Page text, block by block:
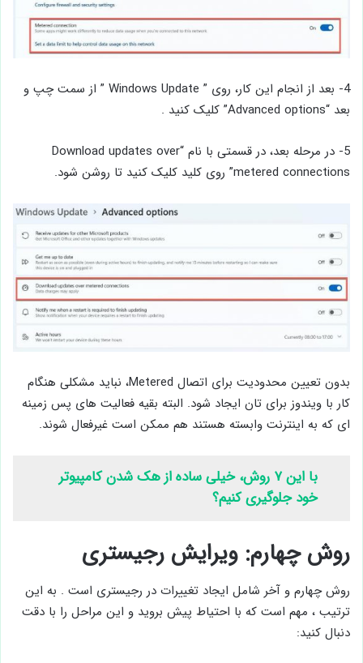
4- بعد از انجام این کار، روی ” Windows Update ” از سمت چپ و
بعد “Advanced options” کلیک کنید .
5- در مرحله بعد، در قسمتی با نام “Download updates over
metered connections” روی کلید کلیک کنید تا روشن شود.
بدون تعیین محدودیت برای اتصال Metered، نباید مشکلی هنگام
کار با ویندوز برای تان ایجاد شود. البته بقیه فعالیت های پس زمینه
ای که به اینترنت وابسته هستند هم ممکن است غیرفعال شوند.
با این ۷ روش، خیلی ساده از هک شدن کامپیوتر
خود جلوگیری کنیم؟
روش چهارم: ویرایش رجیستری
روش چهارم و آخر شامل ایجاد تغییرات در رجیستری است . به این
ترتیب ، مهم است که با احتیاط پیش بروید و این مراحل را با دقت
دنبال کنید: